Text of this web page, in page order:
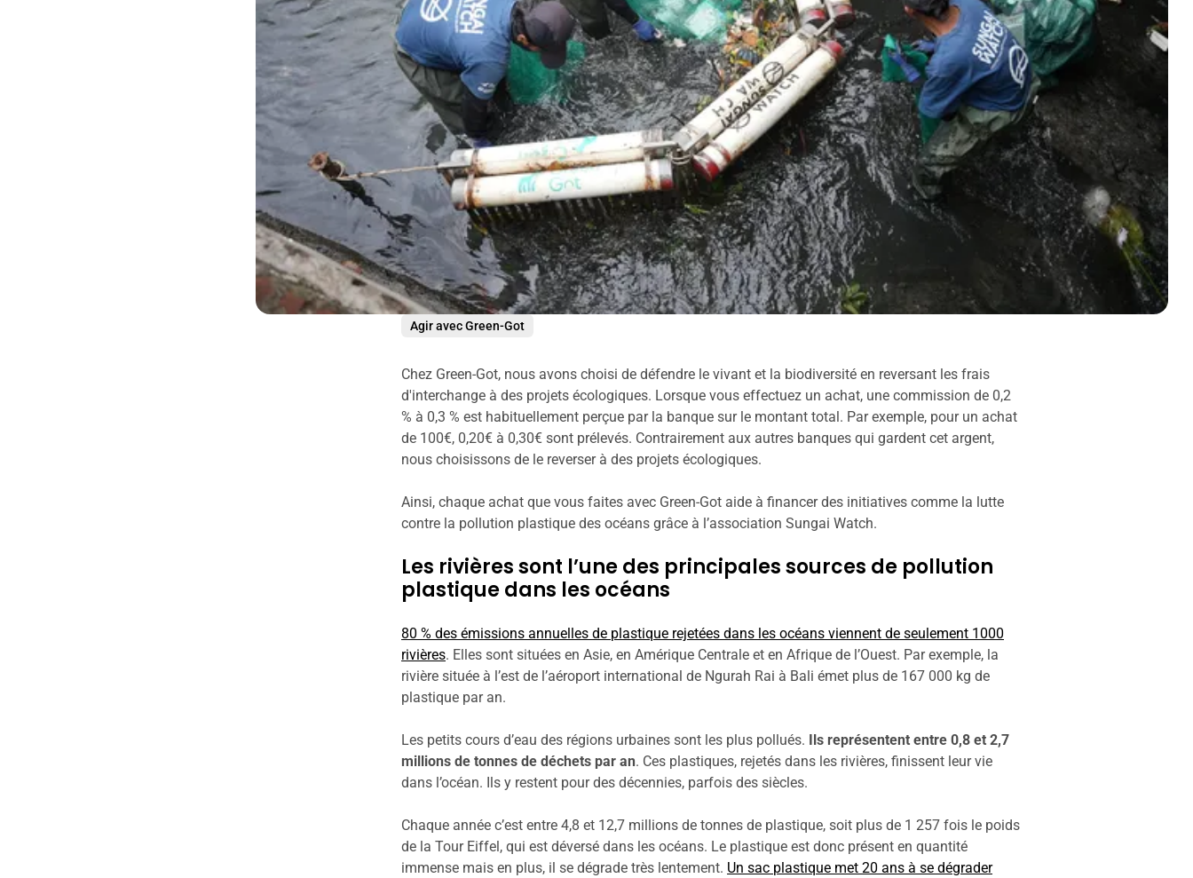
Agir avec Green-Got
Chez Green-Got, nous avons choisi de défendre le vivant et la biodiversité en reversant les frais
d'interchange à des projets écologiques. Lorsque vous effectuez un achat, une commission de 0,2
% à 0,3 % est habituellement perçue par la banque sur le montant total. Par exemple, pour un achat
de 100€, 0,20€ à 0,30€ sont prélevés. Contrairement aux autres banques qui gardent cet argent,
nous choisissons de le reverser à des projets écologiques.
Ainsi, chaque achat que vous faites avec Green-Got aide à financer des initiatives comme la lutte
contre la pollution plastique des océans grâce à l’association Sungai Watch.
Les rivières sont l’une des principales sources de pollution
plastique dans les océans
80 % des émissions annuelles de plastique rejetées dans les océans viennent de seulement 1000
rivières. Elles sont situées en Asie, en Amérique Centrale et en Afrique de l’Ouest. Par exemple, la
rivière située à l’est de l’aéroport international de Ngurah Rai à Bali émet plus de 167 000 kg de
plastique par an.
Les petits cours d’eau des régions urbaines sont les plus pollués.
Ils représentent entre 0,8 et 2,7
millions de tonnes de déchets par an. Ces plastiques, rejetés dans les rivières, finissent leur vie
dans l’océan. Ils y restent pour des décennies, parfois des siècles.
Chaque année c’est entre 4,8 et 12,7 millions de tonnes de plastique, soit plus de 1 257 fois le poids
de la Tour Eiffel, qui est déversé dans les océans. Le plastique est donc présent en quantité
immense mais en plus, il se dégrade très lentement. Un sac plastique met 20 ans à se dégrader